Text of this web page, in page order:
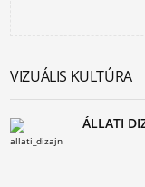
VIZUÁLIS KULTÚRA
ÁLLATI